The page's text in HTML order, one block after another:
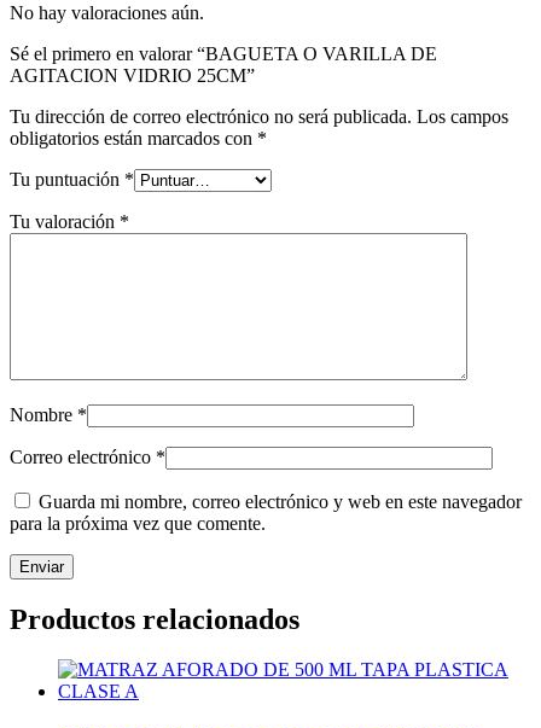
No hay valoraciones aún.
Sé el primero en valorar “BAGUETA O VARILLA DE
AGITACION VIDRIO 25CM”
Tu dirección de correo electrónico no será publicada. Los campos
obligatorios están marcados con *
Tu puntuación *
Tu valoración *
Nombre *
Correo electrónico *
Guarda mi nombre, correo electrónico y web en este navegador
para la próxima vez que comente.
Productos relacionados